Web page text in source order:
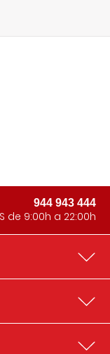
944 943 444
de 9:00h a 22:00h